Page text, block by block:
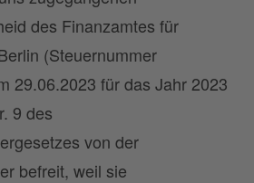
des Finanzamtes für
(Steuernummer
29.06.2023 für das Jahr 2023
9 des
von der
befreit, weil sie